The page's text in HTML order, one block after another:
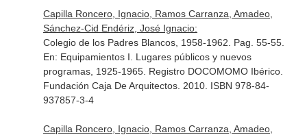
Capilla Roncero, Ignacio, Ramos Carranza, Amadeo,
Sánchez-Cid Endériz, José Ignacio:
Colegio de los Padres Blancos, 1958-1962. Pag. 55-55.
En: Equipamientos I. Lugares públicos y nuevos
programas, 1925-1965. Registro DOCOMOMO Ibérico.
Fundación Caja De Arquitectos. 2010. ISBN 978-84-
937857-3-4
Capilla Roncero, Ignacio, Ramos Carranza, Amadeo,